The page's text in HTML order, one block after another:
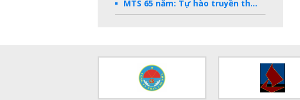
MTS 65 năm: Tự hào truyền thống - Vững bước Tương lai
10 sự kiện tiêu biểu năm 2023